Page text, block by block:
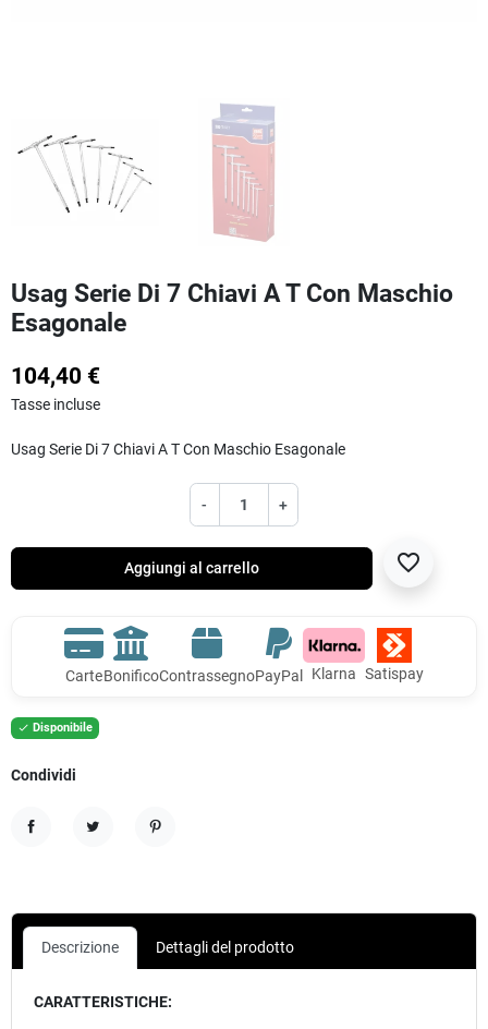
Usag Serie Di 7 Chiavi A T Con Maschio
Esagonale
104,40 €
Tasse incluse
Usag Serie Di 7 Chiavi A T Con Maschio Esagonale
- +
Aggiungi al carrello favorite_border
CarteBonificoContrassegnoPayPal Klarna Satispay
 Disponibile
Condividi
Descrizione Dettagli del prodotto
CARATTERISTICHE: